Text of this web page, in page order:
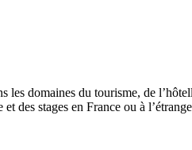
domaines du tourisme, de
des stages en France ou à